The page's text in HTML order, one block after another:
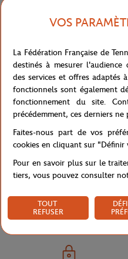
ROLAND GARROS 37,00 €
T-shirt Affiche 2026 homme Roland-
Garros - Blanc
VOS
La Fédération Française de
destinés à mesurer
des services et offres adaptés
fonctionnels sont également
fonctionnement du site.
précédemment, ces derniers
Faites-nous part de vos
cookies en cliquant sur "Définir
Pour en savoir plus sur le
tiers, vous pouvez consulter
TOUT
REFUSER